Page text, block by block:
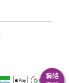
聯絡